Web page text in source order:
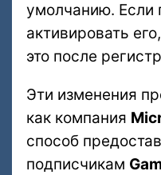
умолчанию. Если
активировать
это после
Эти изменения
как компания
способ
подписчикам